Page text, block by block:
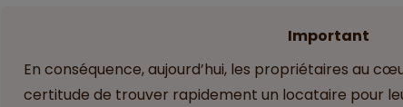
Important
En conséquence, aujourd’hui, les propriétaires au
certitude de trouver rapidement un locataire pour